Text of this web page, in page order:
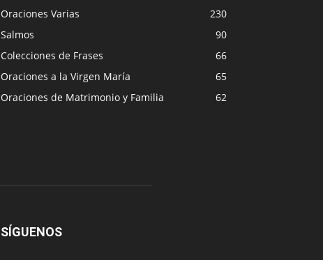
Oraciones Varias
230
Salmos
90
Colecciones de Frases
66
Oraciones a la Virgen María
65
Oraciones de Matrimonio y Familia
62
SÍGUENOS